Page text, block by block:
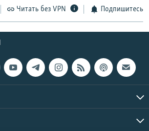
Читать без VPN Подпишитесь